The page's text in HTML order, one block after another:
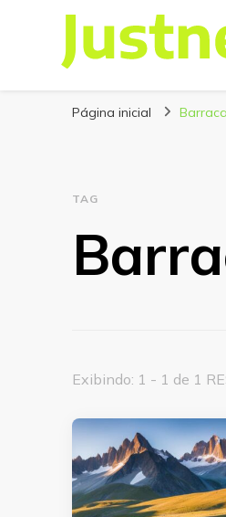
Justnex
Página inicial
TAG
Exibindo: 1 - 1 de 1